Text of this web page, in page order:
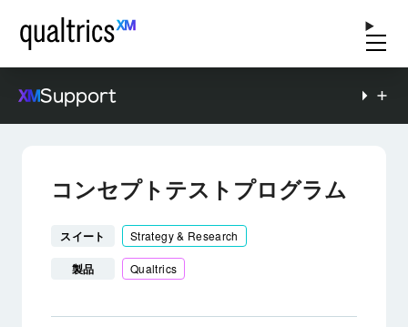
Support
コンセプトテストプログラム
スイート Strategy & Research
製品 Qualtrics